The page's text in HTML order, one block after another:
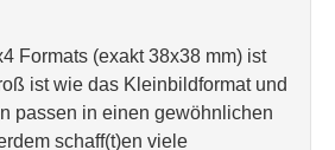
Formats (exakt 38x38 mm) ist
ist wie das Kleinbildformat und
passen in einen gewöhnlichen
schaff(t)en viele